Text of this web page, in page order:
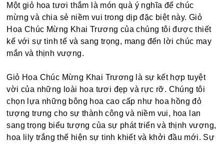
Một giỏ hoa tươi thắm là món quà ý nghĩa để chúc
mừng và chia sẻ niềm vui trong dịp đặc biệt này. Giỏ
Hoa Chúc Mừng Khai Trương của chúng tôi được thiết
kế với sự tinh tế và sang trọng, mang đến lời chúc may
mắn và thịnh vượng.
Giỏ Hoa Chúc Mừng Khai Trương là sự kết hợp tuyệt
vời của những loài hoa tươi đẹp và rực rỡ. Chúng tôi
chọn lựa những bông hoa cao cấp như hoa hồng đỏ
tượng trưng cho sự thành công và niềm vui, hoa lan
sang trọng biểu tượng của sự phát triển và thịnh vượng,
hoa lily trắng thể hiện sự tinh khiết và khởi đầu mới. Sự